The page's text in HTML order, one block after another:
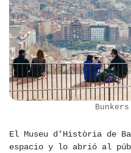
El Museu d’Història de
espacio y lo abrió al